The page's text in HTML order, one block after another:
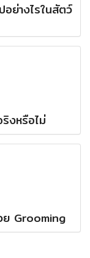
ย่างไรในสัตว์
งหรือไม่
Grooming